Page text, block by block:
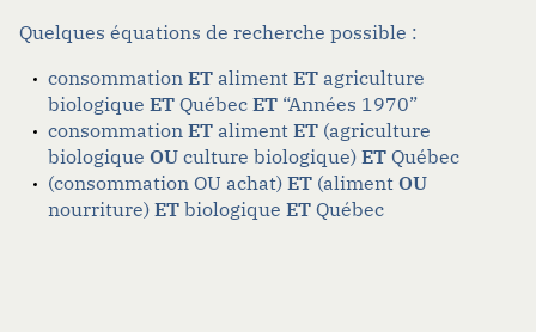
Quelques équations de recherche possible :
consommation ET alimentET agriculture
biologique ETQuébecET “Années 1970”
consommation ET alimentET (agriculture
biologique OUculture biologique)ETQuébec
(consommation OU achat)ET (alimentOU
nourriture)ETbiologique ETQuébec